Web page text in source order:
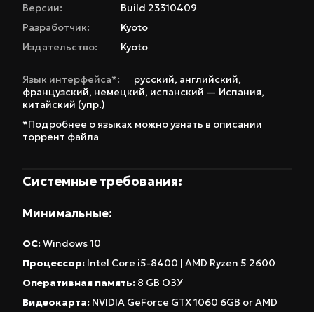
где каждое ваше решение может иметь
последствия. Исследуйте детализированные
локации американского пригорода, погружаясь
в атмосферу застоя и скрытой тревоги. Темп
игры неспешный, но нарастающее напряжение
держит в постоянном напряжении. Maple Ridge
выделяется пиксельной графикой, которая
просто хоррор, это история о потере,
одиночестве и борьбе с внутренними
игры с уклоном в психологический террор и
готовы к неспешному, но напряженному
геймплею, то Maple Ridge станет отличным
выбором для скачивания на ПК. Эта версия
Версии:
Build 23310409
Разработчик:
Kyoto
Издательство:
Kyoto
Язык интерфейса*: русский, английский,
французский, немецкий, испанский — Испания,
китайский (упр.)
*Подробнее о языках можно узнать в описании
торрент файла
Системные требования:
Минимальные:
ОС:Windows 10
Процессор: Intel Core i5-8400 | AMD Ryzen 5 2600
Оперативная память: 8 GB ОЗУ
Видеокарта: NVIDIA GeForce GTX 1060 6GB or AMD